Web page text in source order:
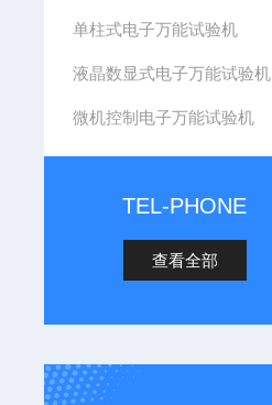
单柱式电子万能试验机
液晶数显式电子万能试验机
微机控制电子万能试验机
TEL-PHONE
查看全部